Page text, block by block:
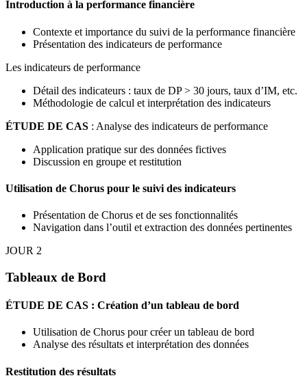
Introduction à la performance financière
Contexte et importance du suivi de la performance financière
Présentation des indicateurs de performance
Les indicateurs de performance
Détail des indicateurs : taux de DP > 30 jours, taux d’IM, etc.
Méthodologie de calcul et interprétation des indicateurs
ÉTUDE DE CAS : Analyse des indicateurs de performance
Application pratique sur des données fictives
Discussion en groupe et restitution
Utilisation de Chorus pour le suivi des indicateurs
Présentation de Chorus et de ses fonctionnalités
Navigation dans l’outil et extraction des données pertinentes
JOUR 2
Tableaux de Bord
ÉTUDE DE CAS : Création d’un tableau de bord
Utilisation de Chorus pour créer un tableau de bord
Analyse des résultats et interprétation des données
Restitution des résultats